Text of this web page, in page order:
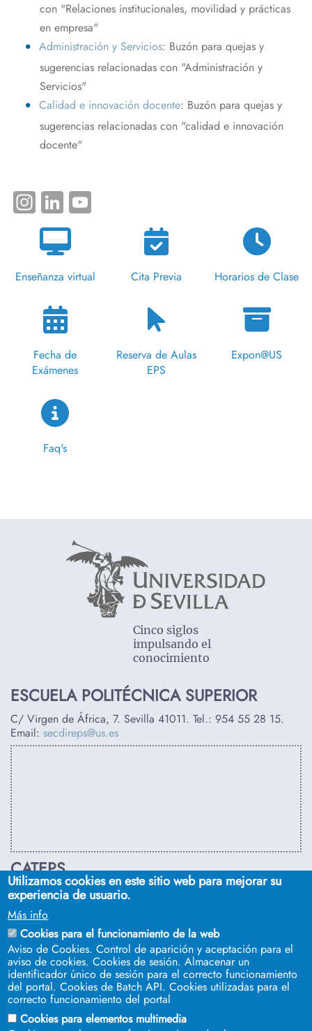
con "Relaciones institucionales, movilidad y prácticas
en empresa"
Administración y Servicios: Buzón para quejas y
sugerencias relacionadas con "Administración y
Servicios"
Calidad e innovación docente: Buzón para quejas y
sugerencias relacionadas con "calidad e innovación
docente"
Instagram
LinkedIn
Enseñanza virtual Cita Previa Horarios de Clase
Fecha de
Exámenes
Reserva de Aulas
EPS
Expon@US
Faq's
Cinco siglos
impulsando el
conocimiento
ESCUELA POLITÉCNICA SUPERIOR
C/ Virgen de África, 7. Sevilla 41011. Tel.: 954 55 28 15.
Email: secdireps@us.es
CATEPS
C/ Euclides, s/n. Sevilla 41092. Tel.: 955 42 03 53
secdireps@us.es
Utilizamos cookies en este sitio web para mejorar su
experiencia de usuario.
Más info
Cookies para el funcionamiento de la web
Aviso de Cookies. Control de aparición y aceptación para el
aviso de cookies. Cookies de sesión. Almacenar un
identificador único de sesión para el correcto funcionamiento
del portal. Cookies de Batch API. Cookies utilizadas para el
correcto funcionamiento del portal
Cookies para elementos multimedia